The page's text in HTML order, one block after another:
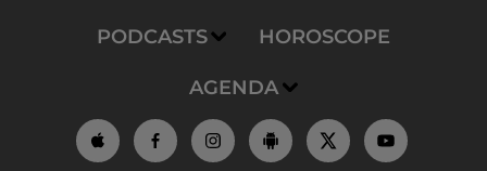
PODCASTS HOROSCOPE
AGENDA